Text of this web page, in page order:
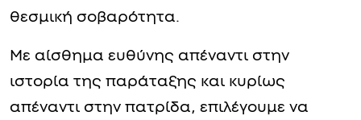
θεσμική σοβαρότητα.
Με αίσθημα ευθύνης απέναντι στην
ιστορία της παράταξης και κυρίως
απέναντι στην πατρίδα, επιλέγουμε να